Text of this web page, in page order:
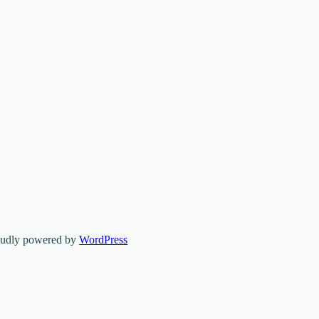
powered byWordPress